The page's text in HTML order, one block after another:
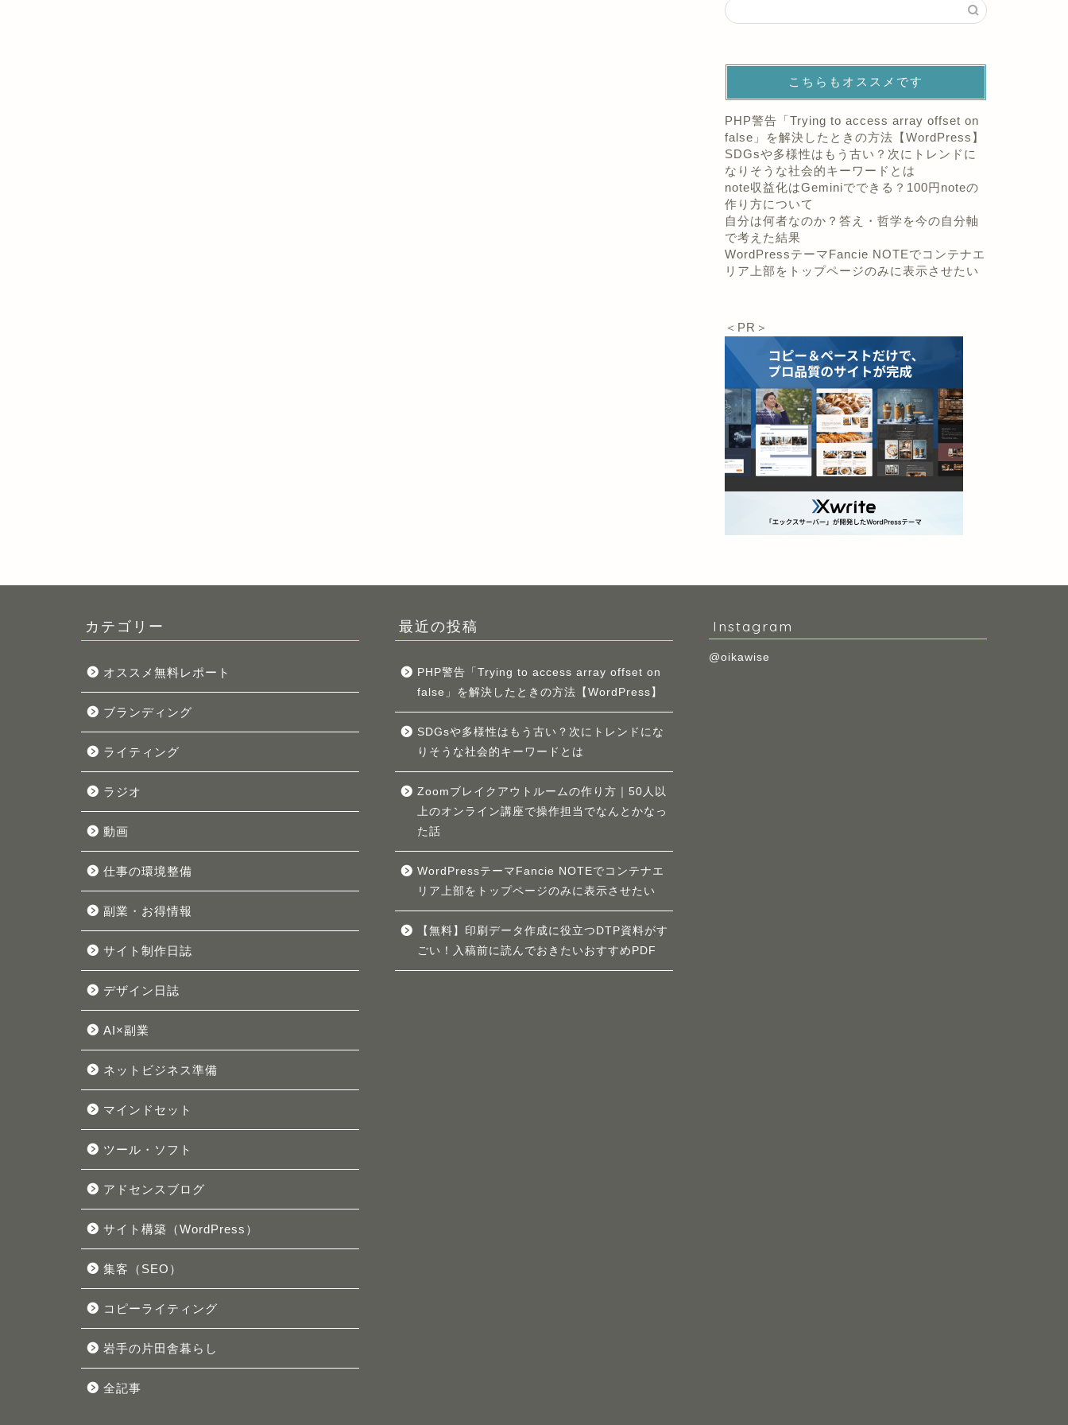
こちらもオススメです
PHP警告「Trying to access array offset on
false」を解決したときの方法【WordPress】
SDGsや多様性はもう古い？次にトレンドに
なりそうな社会的キーワードとは
note収益化はGeminiでできる？100円noteの
作り方について
自分は何者なのか？答え・哲学を今の自分軸
で考えた結果
WordPressテーマFancie NOTEでコンテナエ
リア上部をトップページのみに表示させたい
＜PR＞
カテゴリー
オススメ無料レポート
ブランディング
ライティング
ラジオ
動画
仕事の環境整備
副業・お得情報
サイト制作日誌
デザイン日誌
AI×副業
ネットビジネス準備
マインドセット
ツール・ソフト
アドセンスブログ
サイト構築（WordPress）
集客（SEO）
コピーライティング
岩手の片田舎暮らし
全記事
最近の投稿
PHP警告「Trying to access array offset on
false」を解決したときの方法【WordPress】
SDGsや多様性はもう古い？次にトレンドにな
りそうな社会的キーワードとは
Zoomブレイクアウトルームの作り方｜50人以
上のオンライン講座で操作担当でなんとかなっ
た話
WordPressテーマFancie NOTEでコンテナエ
リア上部をトップページのみに表示させたい
【無料】印刷データ作成に役立つDTP資料がす
ごい！入稿前に読んでおきたいおすすめPDF
Instagram
@oikawise